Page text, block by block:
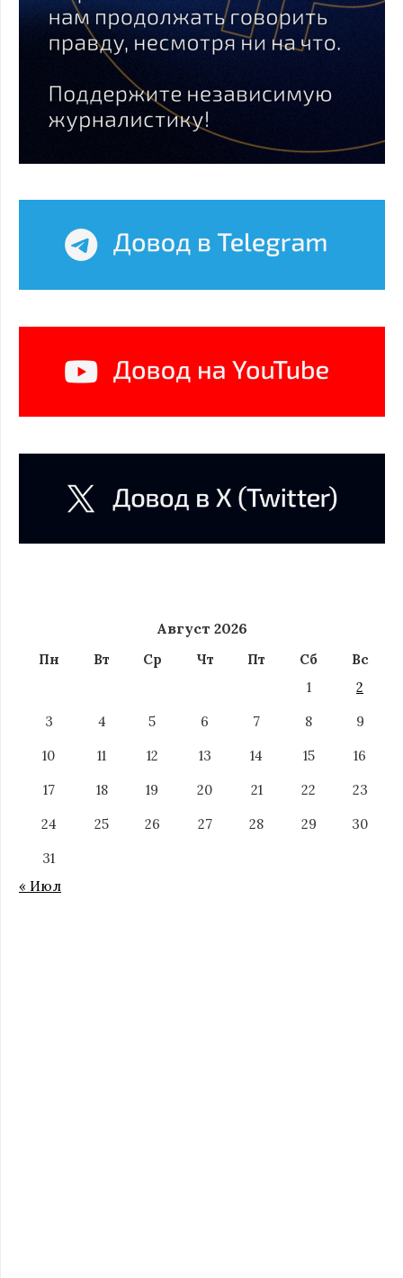
Август 2026
Пн Вт Ср Чт Пт Сб
Вс
1
2
3
4 5 6 7 8
9
10
11 12 13 14 15
16
17
18 19 20 21 22
23
24
25 26 27 28 29
30
31
« Июл